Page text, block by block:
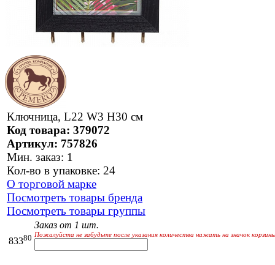
Ключница, L22 W3 H30 см
Код товара: 379072
Артикул: 757826
Мин. заказ: 1
Кол-во в упаковке: 24
О торговой марке
Посмотреть товары бренда
Посмотреть товары группы
83380
Заказ от 1 шт.
Пожалуйста не забудьте после указания количества нажать на значок